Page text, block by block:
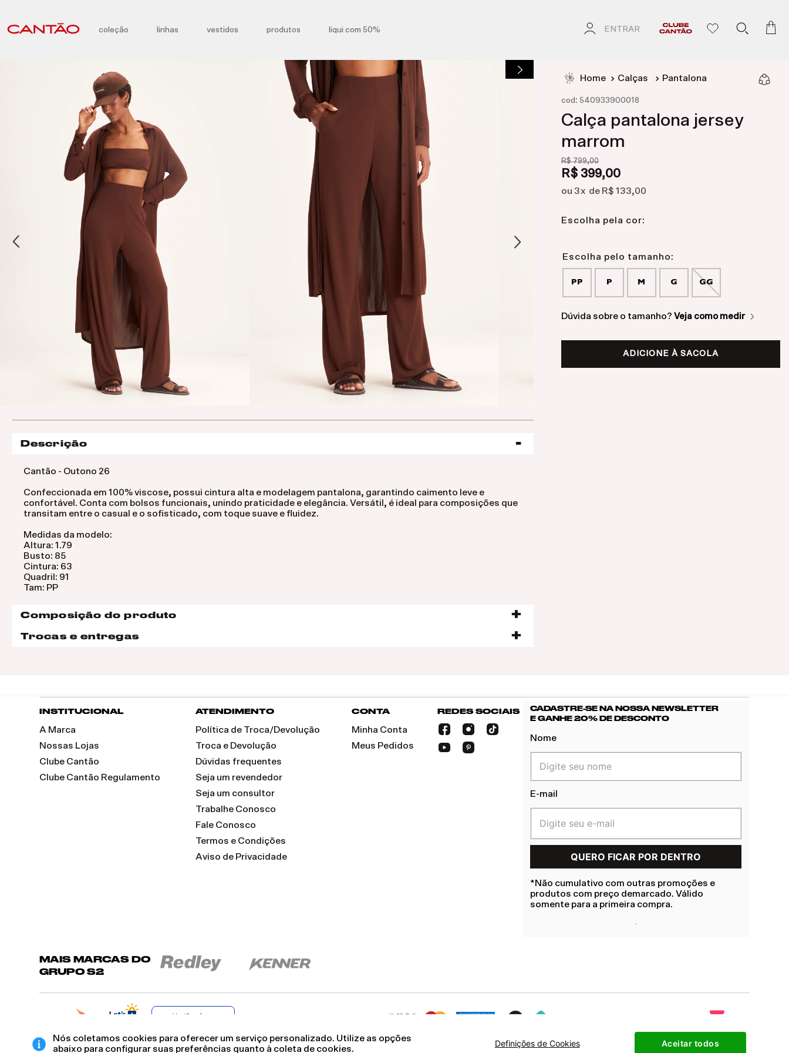
coleção linhas vestidos produtos liqui com 50% ENTRAR
Nós coletamos cookies para oferecer um serviço personalizado. Utilize as opções
abaixo para configurar suas preferências quanto à coleta de cookies.
Definições de Cookies Aceitar todos
Descrição
Cantão - Outono 26
Confeccionada em 100% viscose, possui cintura alta e modelagem pantalona, garantindo caimento leve e
confortável. Conta com bolsos funcionais, unindo praticidade e elegância. Versátil, é ideal para composições que
transitam entre o casual e o sofisticado, com toque suave e fluidez.
Medidas da modelo:
Altura: 1.79
Busto: 85
Cintura: 63
Quadril: 91
Tam: PP
Composição do produto
Trocas e entregas
Calças Pantalona
cod : 540933900018
Calça pantalona jersey
marrom
R$ 799,00
R$ 399,00
3 R$ 133,00
Escolha pela cor:
PP P M G GG
Dúvida sobre o tamanho? Veja como medir
ADICIONE À SACOLA
INSTITUCIONAL
A Marca
Nossas Lojas
Clube Cantão
Clube Cantão Regulamento
ATENDIMENTO
Política de Troca/Devolução
Troca e Devolução
Dúvidas frequentes
Seja um revendedor
Seja um consultor
Trabalhe Conosco
Fale Conosco
Termos e Condições
Aviso de Privacidade
CONTA
Minha Conta
Meus Pedidos
REDES SOCIAIS
CADASTRE-SE NA NOSSA NEWSLETTER
E GANHE 20% DE DESCONTO
Nome
E-mail
*Não cumulativo com outras promoções e
produtos com preço demarcado. Válido
somente para a primeira compra.
MAIS MARCAS DO
GRUPO S2
Verificada por